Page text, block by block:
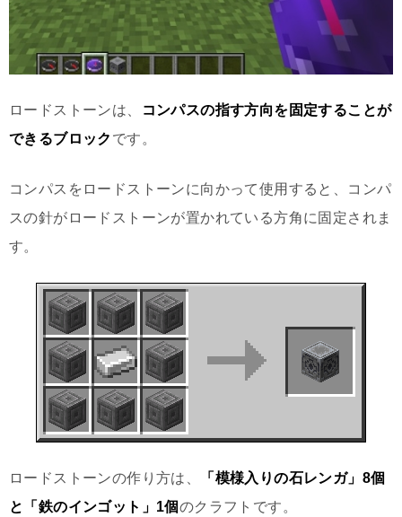
ロードストーンは、
コンパスの指す方向を固定することが
できるブロック です。
コンパスをロードストーンに向かって使用すると、コンパ
スの針がロードストーンが置かれている方角に固定されま
す。
ロードストーンの作り方は、
「模様入りの石レンガ」8個
と「鉄のインゴット」1個のクラフトです。